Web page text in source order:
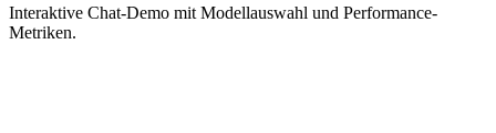
Interaktive Chat-Demo mit Modellauswahl und Performance-
Metriken.